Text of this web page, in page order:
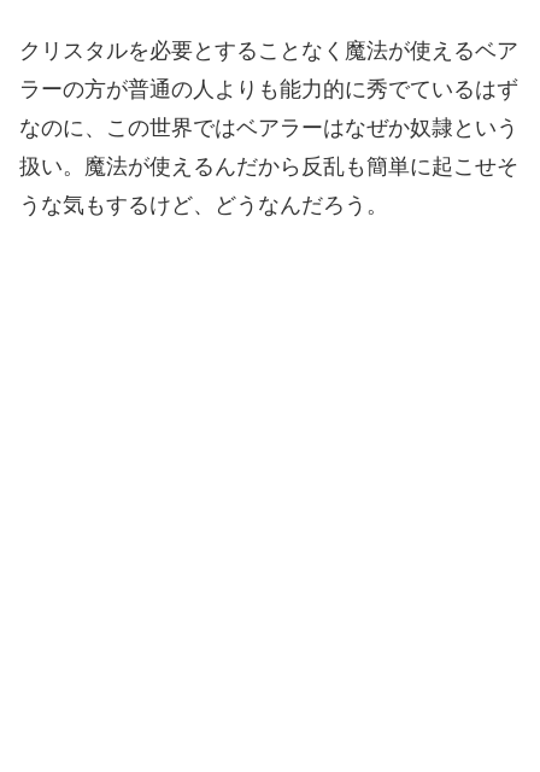
クリスタルを必要とすることなく魔法が使えるベア
ラーの方が普通の人よりも能力的に秀でているはず
なのに、この世界ではベアラーはなぜか奴隷という
扱い。魔法が使えるんだから反乱も簡単に起こせそ
うな気もするけど、どうなんだろう。